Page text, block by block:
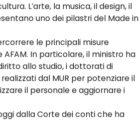
L’arte, la musica, il design, il
uno dei pilastri del Made in
le principali misure
In particolare, il ministro ha
allo studio, i dottorati di
dal MUR per potenziare il
il personale e aggiornare i
dalla Corte dei conti che ha